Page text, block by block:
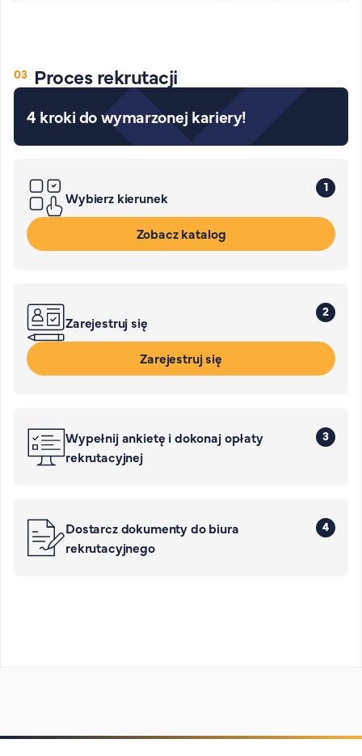
Proces rekrutacji
4 kroki do wymarzonej kariery!
1
Wybierz kierunek
Zobacz katalog
2
Zarejestruj się
Zarejestruj się
3
Wypełnij ankietę i dokonaj opłaty
rekrutacyjnej
4
Dostarcz dokumenty do biura
rekrutacyjnego